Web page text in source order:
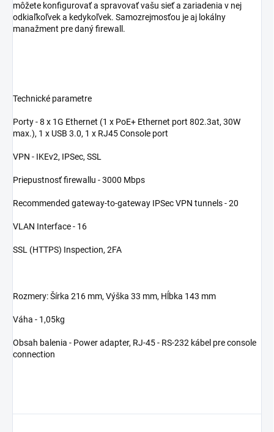
môžete konfigurovať a spravovať vašu sieť a zariadenia v nej
odkiaľkoľvek a kedykoľvek. Samozrejmosťou je aj lokálny
manažment pre daný firewall.
Technické parametre
Porty - 8 x 1G Ethernet (1 x PoE+ Ethernet port 802.3at, 30W
max.), 1 x USB 3.0, 1 x RJ45 Console port
VPN - IKEv2, IPSec, SSL
Priepustnosť firewallu - 3000 Mbps
Recommended gateway-to-gateway IPSec VPN tunnels - 20
VLAN Interface - 16
SSL (HTTPS) Inspection, 2FA
Rozmery: Šírka 216 mm, Výška 33 mm, Hĺbka 143 mm
Váha - 1,05kg
Obsah balenia - Power adapter, RJ-45 - RS-232 kábel pre console
connection